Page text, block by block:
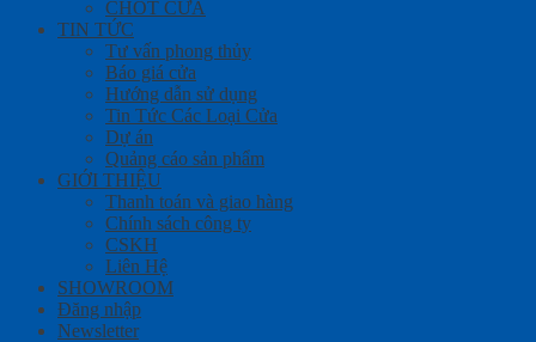
CHỐT CỬA
TIN TỨC
Tư vấn phong thủy
Báo giá cửa
Hướng dẫn sử dụng
Tin Tức Các Loại Cửa
Dự án
Quảng cáo sản phẩm
GIỚI THIỆU
Thanh toán và giao hàng
Chính sách công ty
CSKH
Liên Hệ
SHOWROOM
Đăng nhập
Newsletter